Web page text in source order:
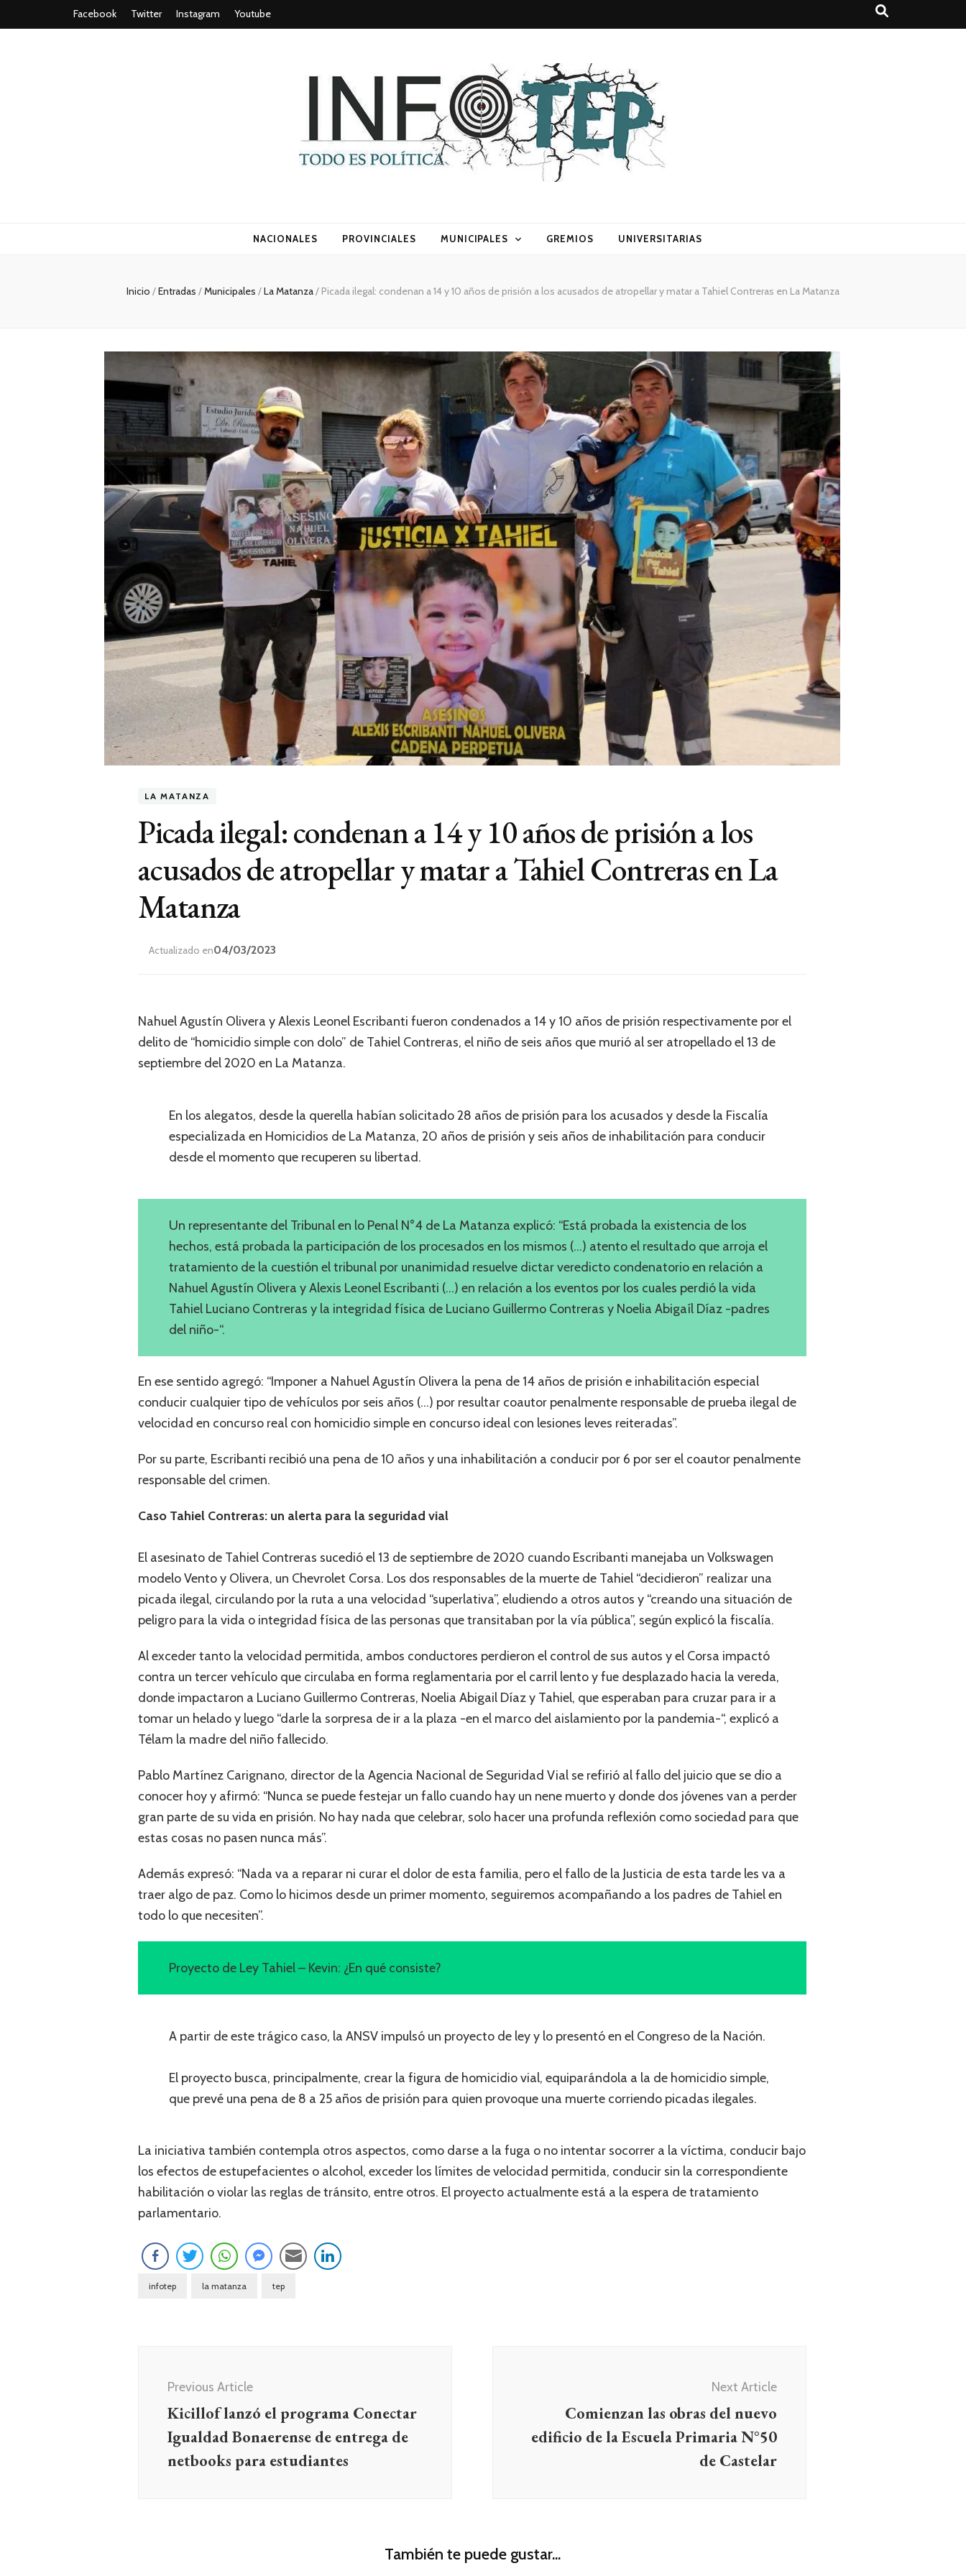
Facebook Twitter Instagram Youtube
Todo es (rosca) política
NACIONALES PROVINCIALES MUNICIPALES GREMIOS UNIVERSITARIAS
Inicio /Entradas /Municipales /La Matanza/ Picada ilegal: condenan a 14 y 10 años de prisión a los acusados de atropellar y matar a Tahiel Contreras en La Matanza
LA MATANZA
Picada ilegal: condenan a 14 y 10 años de prisión a los
acusados de atropellar y matar a Tahiel Contreras en La
Matanza
Actualizado en04/03/2023
Nahuel Agustín Olivera y Alexis Leonel Escribanti fueron condenados a 14 y 10 años de prisión respectivamente por el
delito de “homicidio simple con dolo” de Tahiel Contreras, el niño de seis años que murió al ser atropellado el 13 de
septiembre del 2020 en La Matanza.
En los alegatos, desde la querella habían solicitado 28 años de prisión para los acusados y desde la Fiscalía
especializada en Homicidios de La Matanza, 20 años de prisión y seis años de inhabilitación para conducir
desde el momento que recuperen su libertad.
Un representante del Tribunal en lo Penal N°4 de La Matanza explicó: “Está probada la existencia de los
hechos, está probada la participación de los procesados en los mismos (…) atento el resultado que arroja el
tratamiento de la cuestión el tribunal por unanimidad resuelve dictar veredicto condenatorio en relación a
Nahuel Agustín Olivera y Alexis Leonel Escribanti (…) en relación a los eventos por los cuales perdió la vida
Tahiel Luciano Contreras y la integridad física de Luciano Guillermo Contreras y Noelia Abigaíl Díaz -padres
del niño-“.
En ese sentido agregó: “Imponer a Nahuel Agustín Olivera la pena de 14 años de prisión e inhabilitación especial
conducir cualquier tipo de vehículos por seis años (…) por resultar coautor penalmente responsable de prueba ilegal de
velocidad en concurso real con homicidio simple en concurso ideal con lesiones leves reiteradas”.
Por su parte, Escribanti recibió una pena de 10 años y una inhabilitación a conducir por 6 por ser el coautor penalmente
responsable del crimen.
Caso Tahiel Contreras: un alerta para la seguridad vial
El asesinato de Tahiel Contreras sucedió el 13 de septiembre de 2020 cuando Escribanti manejaba un Volkswagen
modelo Vento y Olivera, un Chevrolet Corsa. Los dos responsables de la muerte de Tahiel “decidieron” realizar una
picada ilegal, circulando por la ruta a una velocidad “superlativa”, eludiendo a otros autos y “creando una situación de
peligro para la vida o integridad física de las personas que transitaban por la vía pública”, según explicó la fiscalía.
Al exceder tanto la velocidad permitida, ambos conductores perdieron el control de sus autos y el Corsa impactó
contra un tercer vehículo que circulaba en forma reglamentaria por el carril lento y fue desplazado hacia la vereda,
donde impactaron a Luciano Guillermo Contreras, Noelia Abigail Díaz y Tahiel, que esperaban para cruzar para ir a
tomar un helado y luego “darle la sorpresa de ir a la plaza -en el marco del aislamiento por la pandemia-“, explicó a
Télam la madre del niño fallecido.
Pablo Martínez Carignano, director de la Agencia Nacional de Seguridad Vial se refirió al fallo del juicio que se dio a
conocer hoy y afirmó: “Nunca se puede festejar un fallo cuando hay un nene muerto y donde dos jóvenes van a perder
gran parte de su vida en prisión. No hay nada que celebrar, solo hacer una profunda reflexión como sociedad para que
estas cosas no pasen nunca más”.
Además expresó: “Nada va a reparar ni curar el dolor de esta familia, pero el fallo de la Justicia de esta tarde les va a
traer algo de paz. Como lo hicimos desde un primer momento, seguiremos acompañando a los padres de Tahiel en
todo lo que necesiten”.
Proyecto de Ley Tahiel – Kevin: ¿En qué consiste?
A partir de este trágico caso, la ANSV impulsó un proyecto de ley y lo presentó en el Congreso de la Nación.
El proyecto busca, principalmente, crear la figura de homicidio vial, equiparándola a la de homicidio simple,
que prevé una pena de 8 a 25 años de prisión para quien provoque una muerte corriendo picadas ilegales.
La iniciativa también contempla otros aspectos, como darse a la fuga o no intentar socorrer a la víctima, conducir bajo
los efectos de estupefacientes o alcohol, exceder los límites de velocidad permitida, conducir sin la correspondiente
habilitación o violar las reglas de tránsito, entre otros. El proyecto actualmente está a la espera de tratamiento
parlamentario.
infotep la matanza tep
entradas
Previous Article
Kicillof lanzó el programa Conectar
Igualdad Bonaerense de entrega de
netbooks para estudiantes
Next Article
Comienzan las obras del nuevo
edificio de la Escuela Primaria N°50
de Castelar
También te puede gustar...